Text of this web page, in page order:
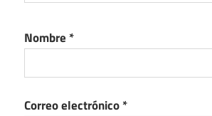
Nombre *
Correo electrónico*